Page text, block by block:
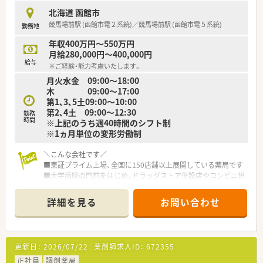
病気やケガなどで働けないときの生活費をサポートしてくれ
る制度です
■住宅手当は20,000～40,000円支給（要件あり）
■産休･育休の取得率100%、復帰率96%！
復帰出来る環境づくりにも注力されています
＼研修等について／
■定期的な勉強会や外部研修にも積極的に参加のため、
薬剤師としての力が付けられる環境で鵜s
■2年に1度、社員によって企画・運営される学術大会も実施！。
■中堅社員研修や管理者研修など、階層別での研修プログラムの
ほか、
薬局内での勉強会、学術大会への参加など、幅広い学びの場が
勤務地
北海道 函館市
競馬場前駅 (函館市電２系統)／競馬場前駅 (函館市電５系統)
給与
年収400万円～550万円
月給280,000円～400,000円
※ご経験・能力考慮いたします。
勤務
時間
月火水金 09:00～18:00
木 09:00～17:00
第1､3､5土09:00～10:00
第2､4土 09:00～12:30
※上記のうち週40時間のシフト制
※1ヵ月単位の変形労働制
＼こんな会社です／
■東証プライム上場、全国に150店舗以上展開している薬局です
■大学病院の門前をはじめ、ドラッグストア併設店やコンビニ併
様々な形態の薬局を全国に展開しており、ご自身の興味に合わ
せて働けます
■ほぼ全店で「座り投薬」のため、患者様にしっかりと向き合っ
て服薬指導ができます
■年間休日は120日以上！近隣に複数店舗展開しており、
ヘルプ体制も整っているので、有休もとりやすい環境です
■それぞれのキャリアに応じて【マネジメント】と
詳細を見る お問い合わせ
更新日： 2026/07/22 薬剤師求人ID： 672355
正社員
調剤薬局